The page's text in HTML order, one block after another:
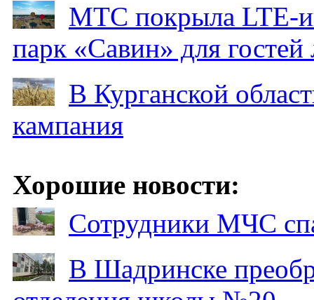
МТС покрыла LTE-
парк «Савин» для гостей
В Курганской
кампания
Хорошие новости:
Сотрудники МЧС
В Шадринске